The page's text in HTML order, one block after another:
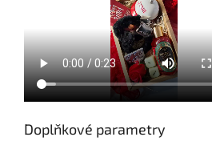
Doplňkové parametry